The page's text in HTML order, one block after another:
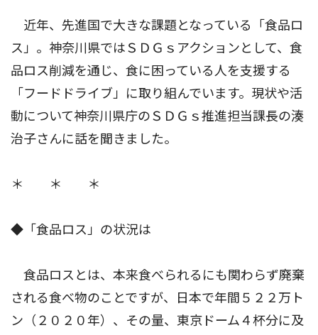
近年、先進国で大きな課題となっている「食品ロ
ス」。神奈川県ではＳＤＧｓアクションとして、食
品ロス削減を通じ、食に困っている人を支援する
「フードドライブ」に取り組んでいます。現状や活
動について神奈川県庁のＳＤＧｓ推進担当課長の湊
治子さんに話を聞きました。
＊ ＊ ＊
◆「食品ロス」の状況は
食品ロスとは、本来食べられるにも関わらず廃棄
される食べ物のことですが、日本で年間５２２万ト
ン（２０２０年）、その量、東京ドーム４杯分に及